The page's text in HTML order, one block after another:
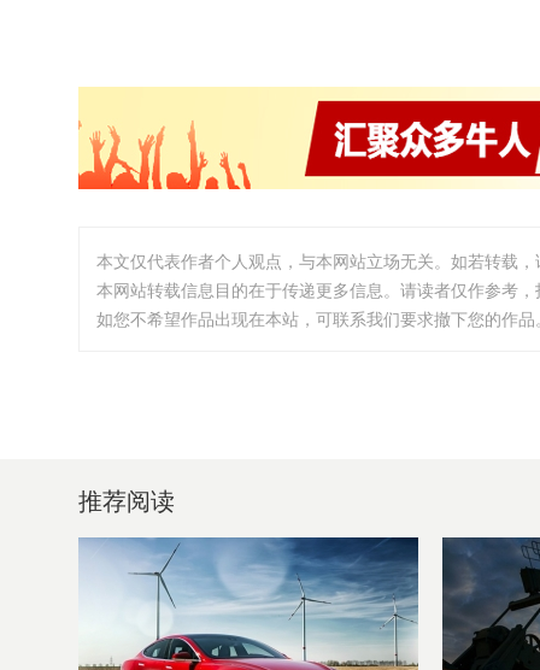
本文仅代表作者个人观点，与本网站立场无关。如若转载
本网站转载信息目的在于传递更多信息。请读者仅作参考
如您不希望作品出现在本站，可联系我们要求撤下您的作
推荐阅读